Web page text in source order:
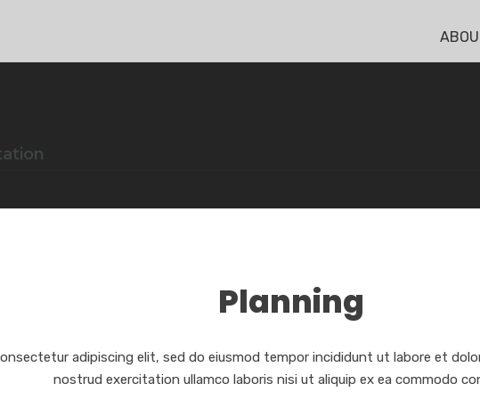
Planning
adipiscing elit, sed do eiusmod tempor incididunt ut labore et
nostrud exercitation ullamco laboris nisi ut aliquip ex ea commodo